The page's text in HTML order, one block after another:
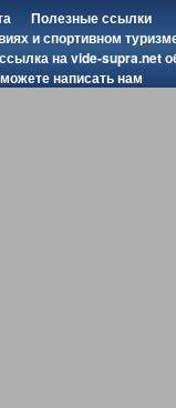
Полезные ссылки
и спортивном
наvide-supra.net
написать нам